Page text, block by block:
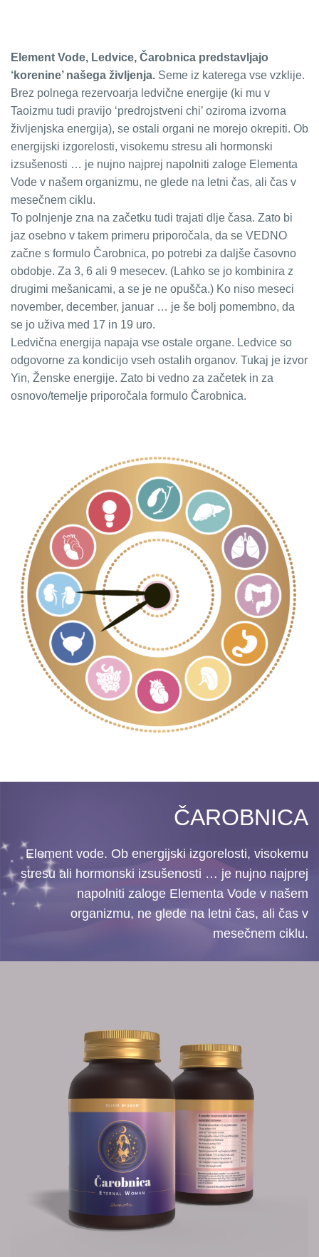
Element Vode, Ledvice, Čarobnica predstavljajo
‘korenine’ našega življenja. Seme iz katerega vse vzklije.
Brez polnega rezervoarja ledvične energije (ki mu v
Taoizmu tudi pravijo ‘predrojstveni chi’ oziroma izvorna
življenjska energija), se ostali organi ne morejo okrepiti. Ob
energijski izgorelosti, visokemu stresu ali hormonski
izsušenosti … je nujno najprej napolniti zaloge Elementa
Vode v našem organizmu, ne glede na letni čas, ali čas v
mesečnem ciklu.
To polnjenje zna na začetku tudi trajati dlje časa. Zato bi
jaz osebno v takem primeru priporočala, da se VEDNO
začne s formulo Čarobnica, po potrebi za daljše časovno
obdobje. Za 3, 6 ali 9 mesecev. (Lahko se jo kombinira z
drugimi mešanicami, a se je ne opušča.) Ko niso meseci
november, december, januar … je še bolj pomembno, da
se jo uživa med 17 in 19 uro.
Ledvična energija napaja vse ostale organe. Ledvice so
odgovorne za kondicijo vseh ostalih organov. Tukaj je izvor
Yin, Ženske energije. Zato bi vedno za začetek in za
osnovo/temelje priporočala formulo Čarobnica.
ČAROBNICA
Element vode. Ob energijski izgorelosti, visokemu
stresu ali hormonski izsušenosti … je nujno najprej
napolniti zaloge Elementa Vode v našem
organizmu, ne glede na letni čas, ali čas v
mesečnem ciklu.